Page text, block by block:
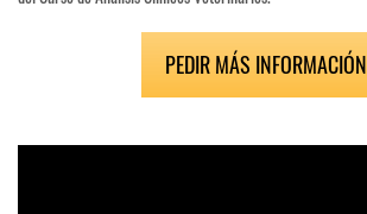
PEDIR MÁS INFORMACIÓN